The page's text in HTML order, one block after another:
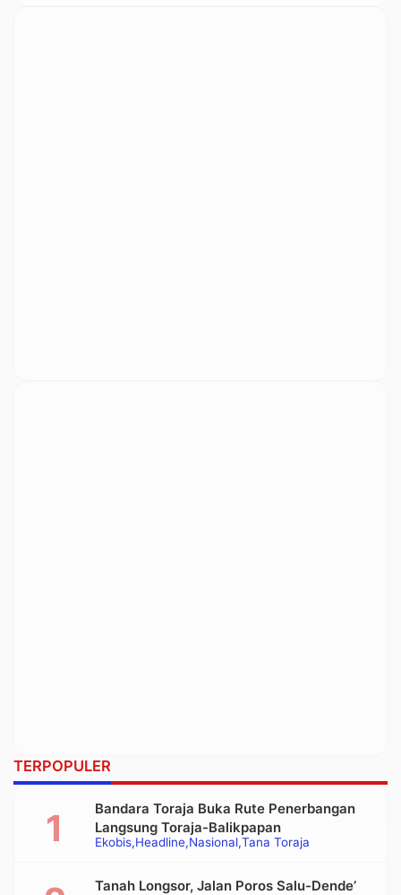
TERPOPULER
Ekobis Headline Nasional Tana Toraja
Bandara Toraja Buka Rute Penerbangan
Langsung Toraja-Balikpapan
Tanah Longsor, Jalan Poros Salu-Dende’